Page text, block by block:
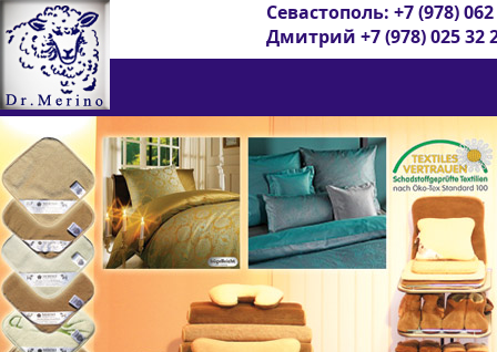
Севастополь: +7 (978)
Дмитрий +7 (978) 025 32